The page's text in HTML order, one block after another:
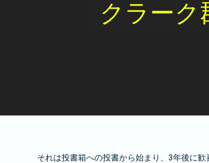
クラーク
それは投書箱への投書から始まり、3年後に歓